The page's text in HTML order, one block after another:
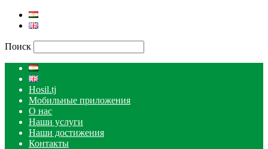
Поиск
Hosil.tj
Мобильные приложения
О нас
Наши услуги
Наши достижения
Контакты